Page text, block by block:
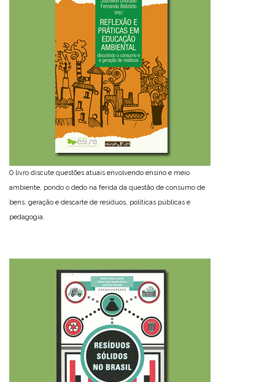
O livro discute questões atuais envolvendo ensino e meio
ambiente, pondo o dedo na ferida da questão de consumo de
bens, geração e descarte de resíduos, políticas públicas e
pedagogia.